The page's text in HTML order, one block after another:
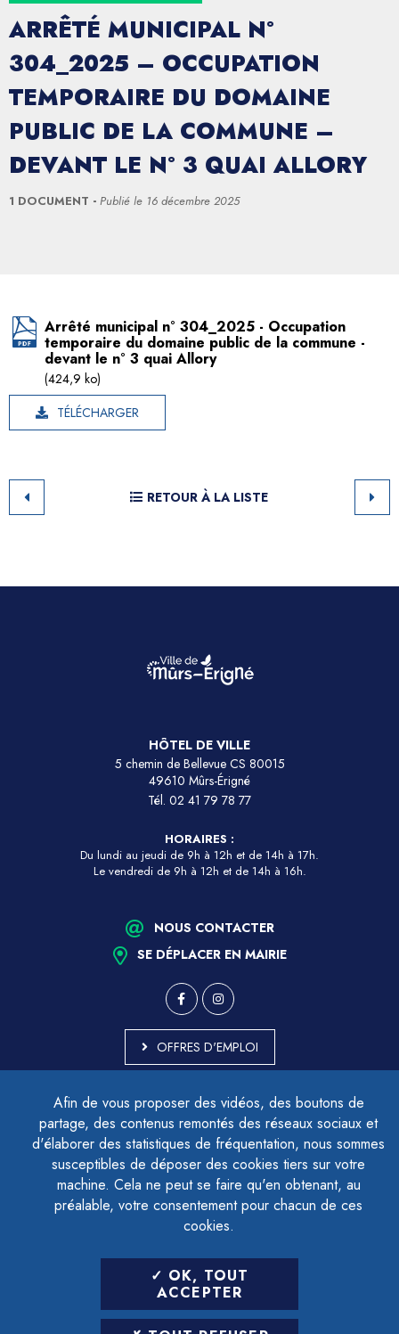
Afin de vous proposer des vidéos, des boutons de
partage, des contenus remontés des réseaux sociaux et
d'élaborer des statistiques de fréquentation, nous sommes
susceptibles de déposer des cookies tiers sur votre
machine. Cela ne peut se faire qu'en obtenant, au
préalable, votre consentement pour chacun de ces
cookies.
OK, TOUT
ACCEPTER
ARRÊTÉ MUNICIPAL N°
304_2025 – OCCUPATION
TEMPORAIRE DU DOMAINE
PUBLIC DE LA COMMUNE –
DEVANT LE N° 3 QUAI ALLORY
1 DOCUMENT Publié le 16 décembre 2025
Arrêté municipal n° 304_2025 - Occupation
temporaire du domaine public de la commune -
devant le n° 3 quai Allory
(424,9 ko)
TÉLÉCHARGER
RETOUR À LA LISTE
HÔTEL DE VILLE
5 chemin de Bellevue CS 80015
49610 Mûrs-Érigné
Tél. 02 41 79 78 77
HORAIRES :
Du lundi au jeudi de 9h à 12h et de 14h à 17h.
Le vendredi de 9h à 12h et de 14h à 16h.
NOUS CONTACTER
SE DÉPLACER EN MAIRIE
OFFRES D'EMPLOI
ACCESSIBILITÉ - PARTIELLEMENT CONFORME
PLAN DU SITE
MENTIONS LÉGALES
CONTACTER LE DÉLÉGUÉ À LA PROTECTION DES DONNÉES
GESTION DES COOKIES
LETTRE D'INFORMATION
SAISIR VOTRE ADRESSE E-MAIL
POUR VOUS INSCRIRE :